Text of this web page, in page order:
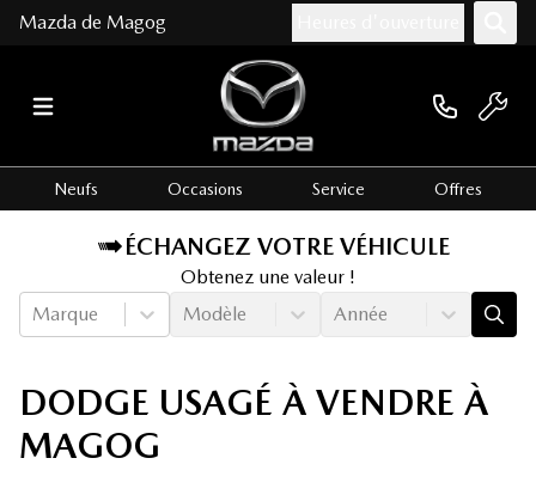
Mazda de Magog
Neufs Occasions Service Offres
ÉCHANGEZ VOTRE VÉHICULE
Obtenez une valeur !
Marque
Modèle Année
DODGE USAGÉ À VENDRE À
MAGOG